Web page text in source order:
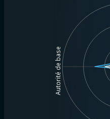
Autorité de base